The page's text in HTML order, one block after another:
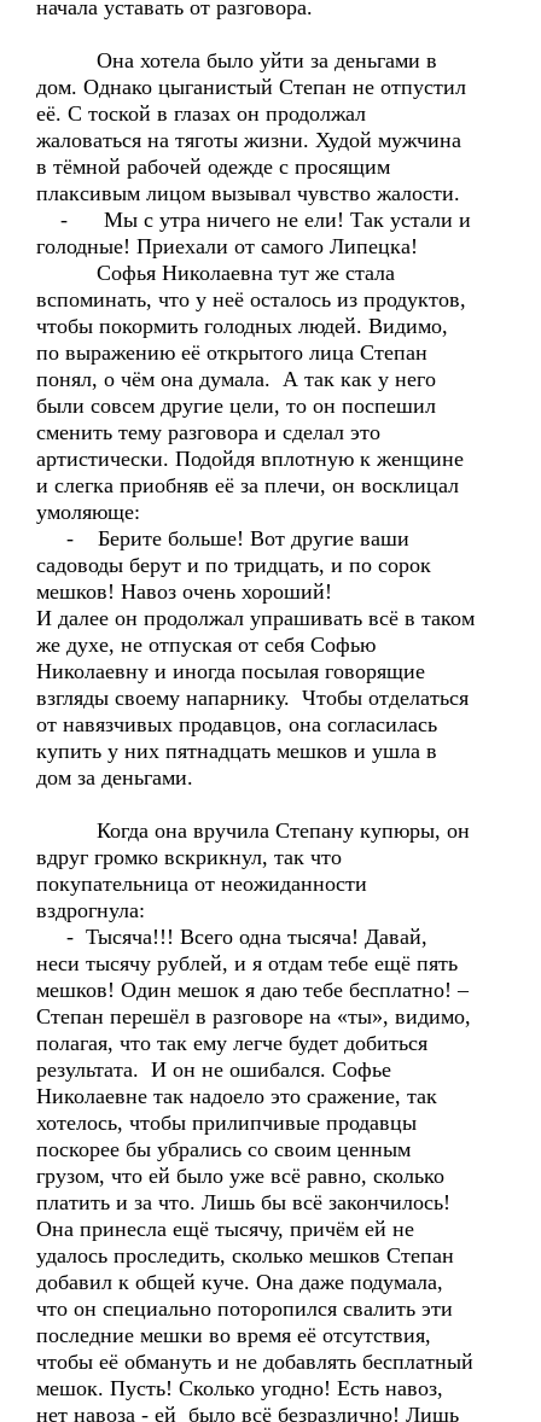
начала уставать от разговора.
Она хотела было уйти за деньгами в
дом. Однако цыганистый Степан не отпустил
её. С тоской в глазах он продолжал
жаловаться на тяготы жизни. Худой мужчина
в тёмной рабочей одежде с просящим
плаксивым лицом вызывал чувство жалости.
- Мы с утра ничего не ели! Так устали и
голодные! Приехали от самого Липецка!
Софья Николаевна тут же стала
вспоминать, что у неё осталось из продуктов,
чтобы покормить голодных людей. Видимо,
по выражению её открытого лица Степан
понял, о чём она думала. А так как у него
были совсем другие цели, то он поспешил
сменить тему разговора и сделал это
артистически. Подойдя вплотную к женщине
и слегка приобняв её за плечи, он восклицал
умоляюще:
- Берите больше! Вот другие ваши
садоводы берут и по тридцать, и по сорок
мешков! Навоз очень хороший!
И далее он продолжал упрашивать всё в таком
же духе, не отпуская от себя Софью
Николаевну и иногда посылая говорящие
взгляды своему напарнику. Чтобы отделаться
от навязчивых продавцов, она согласилась
купить у них пятнадцать мешков и ушла в
дом за деньгами.
Когда она вручила Степану купюры, он
вдруг громко вскрикнул, так что
покупательница от неожиданности
вздрогнула:
- Тысяча!!! Всего одна тысяча! Давай,
неси тысячу рублей, и я отдам тебе ещё пять
мешков! Один мешок я даю тебе бесплатно! –
Степан перешёл в разговоре на «ты», видимо,
полагая, что так ему легче будет добиться
результата. И он не ошибался. Софье
Николаевне так надоело это сражение, так
хотелось, чтобы прилипчивые продавцы
поскорее бы убрались со своим ценным
грузом, что ей было уже всё равно, сколько
платить и за что. Лишь бы всё закончилось!
Она принесла ещё тысячу, причём ей не
удалось проследить, сколько мешков Степан
добавил к общей куче. Она даже подумала,
что он специально поторопился свалить эти
последние мешки во время её отсутствия,
чтобы её обмануть и не добавлять бесплатный
мешок. Пусть! Сколько угодно! Есть навоз,
нет навоза - ей было всё безразлично! Лишь